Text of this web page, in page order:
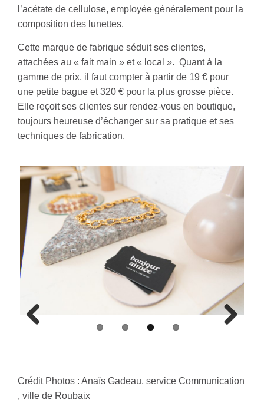
l’acétate de cellulose, employée généralement pour la
composition des lunettes.
Cette marque de fabrique séduit ses clientes,
attachées au « fait main » et « local ». Quant à la
gamme de prix, il faut compter à partir de 19 € pour
une petite bague et 320 € pour la plus grosse pièce.
Elle reçoit ses clientes sur rendez-vous en boutique,
toujours heureuse d’échanger sur sa pratique et ses
techniques de fabrication.
Crédit Photos : Anaïs Gadeau, service Communication
, ville de Roubaix